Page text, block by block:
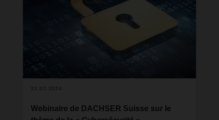
nouvelle édition de notre magazine.
22.07.2024
Webinaire de DACHSER Suisse sur le